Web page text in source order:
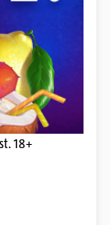
18+